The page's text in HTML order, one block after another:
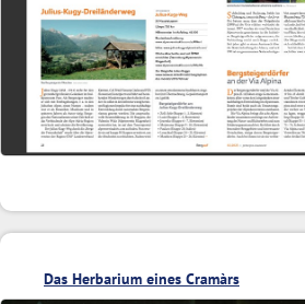
Das Herbarium eines Cramàrs